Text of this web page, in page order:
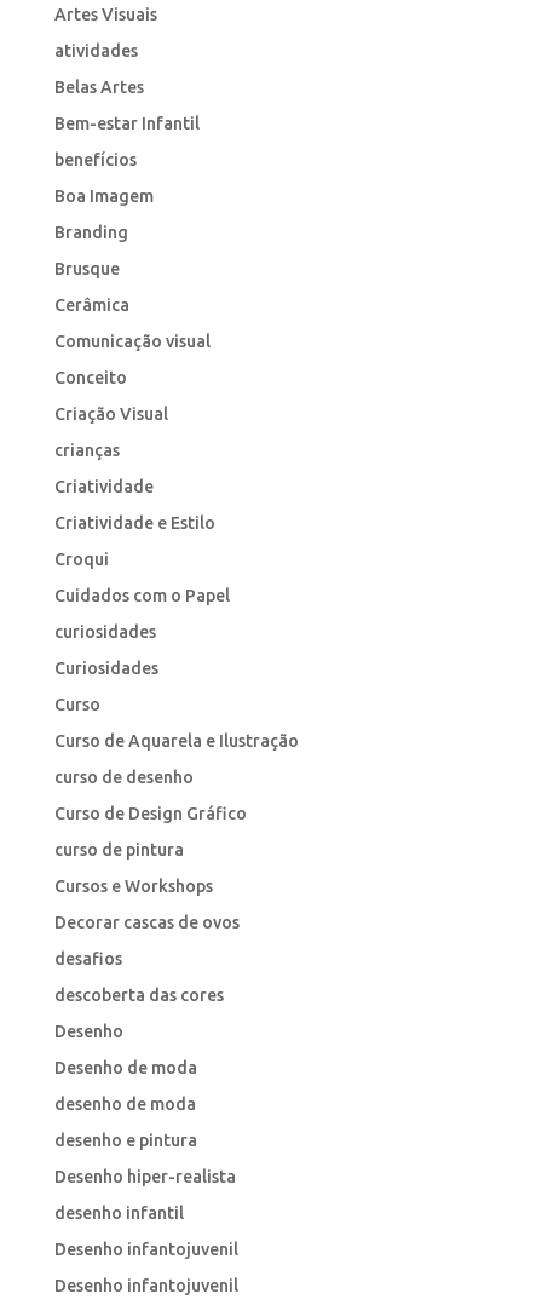
Artes Visuais
atividades
Belas Artes
Bem-estar Infantil
benefícios
Boa Imagem
Branding
Brusque
Cerâmica
Comunicação visual
Conceito
Criação Visual
crianças
Criatividade
Criatividade e Estilo
Croqui
Cuidados com o Papel
curiosidades
Curiosidades
Curso
Curso de Aquarela e Ilustração
curso de desenho
Curso de Design Gráfico
curso de pintura
Cursos e Workshops
Decorar cascas de ovos
desafios
descoberta das cores
Desenho
Desenho de moda
desenho de moda
desenho e pintura
Desenho hiper-realista
desenho infantil
Desenho infantojuvenil
Desenho infantojuvenil